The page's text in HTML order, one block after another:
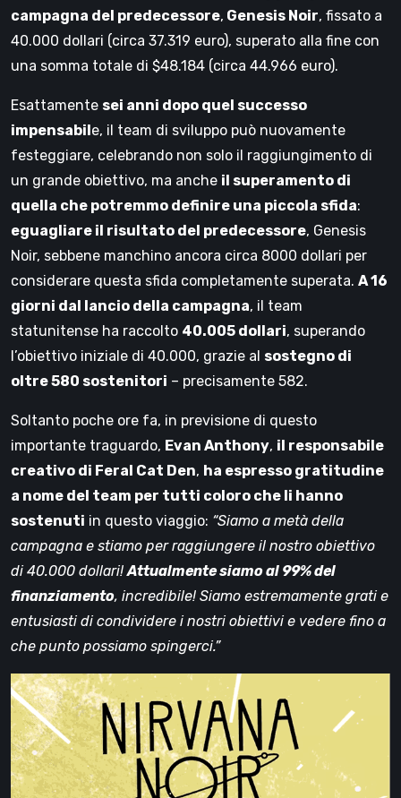
campagna del predecessore, Genesis Noir, fissato a
40.000 dollari (circa 37.319 euro), superato alla fine con
una somma totale di $48.184 (circa 44.966 euro).
Esattamente sei anni dopo quel successo
impensabile, il team di sviluppo può nuovamente
festeggiare, celebrando non solo il raggiungimento di
un grande obiettivo, ma anche il superamento di
quella che potremmo definire una piccola sfida:
eguagliare il risultato del predecessore, Genesis
Noir, sebbene manchino ancora circa 8000 dollari per
considerare questa sfida completamente superata. A 16
giorni dal lancio della campagna, il team
statunitense ha raccolto 40.005 dollari, superando
l’obiettivo iniziale di 40.000, grazie al sostegno di
oltre 580 sostenitori – precisamente 582.
Soltanto poche ore fa, in previsione di questo
importante traguardo, Evan Anthony, il responsabile
creativo di Feral Cat Den, ha espresso gratitudine
a nome del team per tutti coloro che li hanno
sostenuti in questo viaggio: “Siamo a metà della
campagna e stiamo per raggiungere il nostro obiettivo
di 40.000 dollari!Attualmente siamo al 99% del
finanziamento, incredibile! Siamo estremamente grati e
entusiasti di condividere i nostri obiettivi e vedere fino a
che punto possiamo spingerci.”